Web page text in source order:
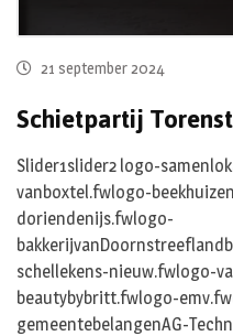
21 september 2024
Schietpartij
Slider1slider2 logo-
vanboxtel.fwlogo-
doriendenijs.fwlogo-
schellekens-nieuw.fwlogo-
beautybybritt.fwlogo-
gemeentebelangenAG-